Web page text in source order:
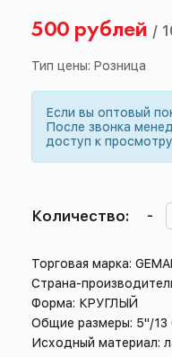
500 рублей /
Тип цены: Розница
Если вы оптовый
После звонка
доступ к
Количество: -
Торговая марка:
Страна-
Форма: КРУГЛЫЙ
Общие размеры: 5"/
Исходный материал: